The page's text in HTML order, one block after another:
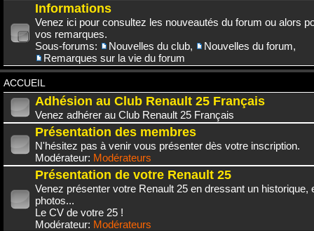
Informations
Venez ici pour consultez les nouveautés du forum ou alors
vos remarques.
Sous-forums:
Nouvelles du club, Nouvelles du forum,
Remarques sur la vie du forum
ACCUEIL
Adhésion au Club Renault 25 Français
Venez adhérer au Club Renault 25 Français
Présentation des membres
N'hésitez pas à venir vous présenter dès votre inscription.
Modérateur: Modérateurs
Présentation de votre Renault 25
Venez présenter votre Renault 25 en dressant un historique,
photos...
Le CV de votre 25 !
Modérateur: Modérateurs